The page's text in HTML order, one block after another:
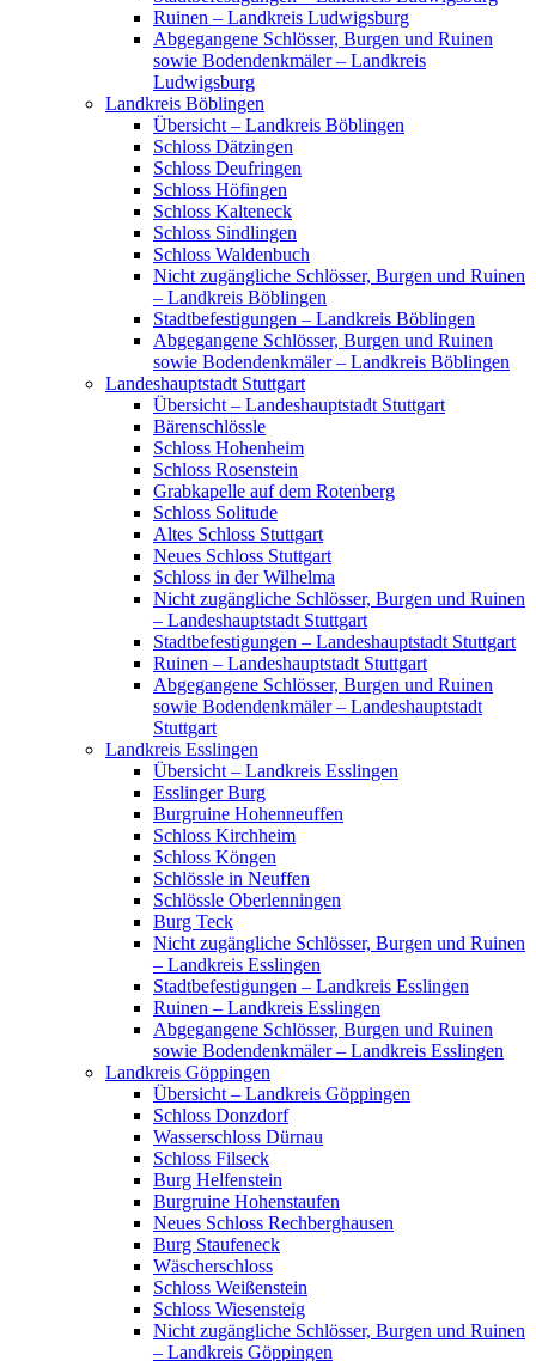
Ruinen – Landkreis Ludwigsburg
Abgegangene Schlösser, Burgen und Ruinen
sowie Bodendenkmäler – Landkreis
Ludwigsburg
Landkreis Böblingen
Übersicht – Landkreis Böblingen
Schloss Dätzingen
Schloss Deufringen
Schloss Höfingen
Schloss Kalteneck
Schloss Sindlingen
Schloss Waldenbuch
Nicht zugängliche Schlösser, Burgen und Ruinen
– Landkreis Böblingen
Stadtbefestigungen – Landkreis Böblingen
Abgegangene Schlösser, Burgen und Ruinen
sowie Bodendenkmäler – Landkreis Böblingen
Landeshauptstadt Stuttgart
Übersicht – Landeshauptstadt Stuttgart
Bärenschlössle
Schloss Hohenheim
Schloss Rosenstein
Grabkapelle auf dem Rotenberg
Schloss Solitude
Altes Schloss Stuttgart
Neues Schloss Stuttgart
Schloss in der Wilhelma
Nicht zugängliche Schlösser, Burgen und Ruinen
– Landeshauptstadt Stuttgart
Stadtbefestigungen – Landeshauptstadt Stuttgart
Ruinen – Landeshauptstadt Stuttgart
Abgegangene Schlösser, Burgen und Ruinen
sowie Bodendenkmäler – Landeshauptstadt
Stuttgart
Landkreis Esslingen
Übersicht – Landkreis Esslingen
Esslinger Burg
Burgruine Hohenneuffen
Schloss Kirchheim
Schloss Köngen
Schlössle in Neuffen
Schlössle Oberlenningen
Burg Teck
Nicht zugängliche Schlösser, Burgen und Ruinen
– Landkreis Esslingen
Stadtbefestigungen – Landkreis Esslingen
Ruinen – Landkreis Esslingen
Abgegangene Schlösser, Burgen und Ruinen
sowie Bodendenkmäler – Landkreis Esslingen
Landkreis Göppingen
Übersicht – Landkreis Göppingen
Schloss Donzdorf
Wasserschloss Dürnau
Schloss Filseck
Burg Helfenstein
Burgruine Hohenstaufen
Neues Schloss Rechberghausen
Burg Staufeneck
Wäscherschloss
Schloss Weißenstein
Schloss Wiesensteig
Nicht zugängliche Schlösser, Burgen und Ruinen
– Landkreis Göppingen